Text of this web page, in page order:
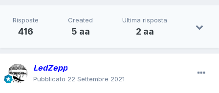
Risposte
416
Created
5 aa
Ultima risposta
2 aa
LedZepp
Pubblicato 22 Settembre 2021